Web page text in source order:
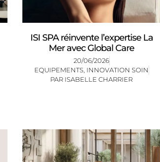
ISI SPA réinvente l’expertise La
Mer avec Global Care
20/06/2026
EQUIPEMENTS, INNOVATION SOIN
PAR ISABELLE CHARRIER